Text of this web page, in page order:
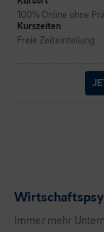
100% Online ohne
Kurszeiten
Freie Zeiteinteilung
Immer mehr